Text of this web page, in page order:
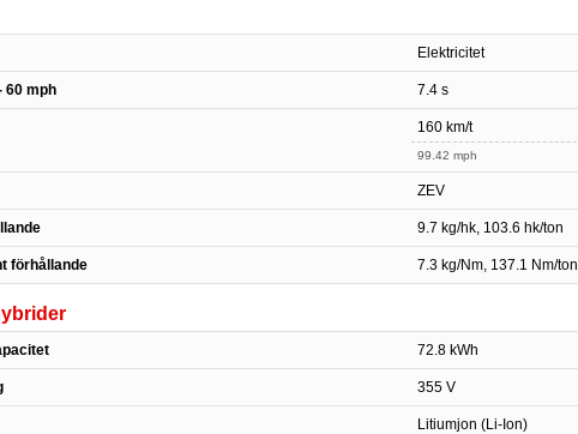
Elektricitet
60 mph 7.4 s
160 km/t
99.42 mph
ZEV
9.7 kg/hk, 103.6 hk/ton
förhållande 7.3 kg/Nm, 137.1 Nm/ton
72.8 kWh
355 V
Litiumjon (Li-Ion)